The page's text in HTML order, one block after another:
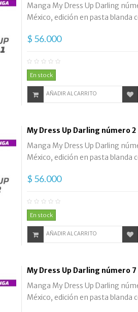
Manga My Dress Up Darling
México, edición en pasta blanda
$ 56.000
En stock
AÑADIR AL CARRITO
My Dress Up Darling número 2
Manga My Dress Up Darling
México, edición en pasta blanda
$ 56.000
En stock
AÑADIR AL CARRITO
My Dress Up Darling número 7
Manga My Dress Up Darling
México, edición en pasta blanda